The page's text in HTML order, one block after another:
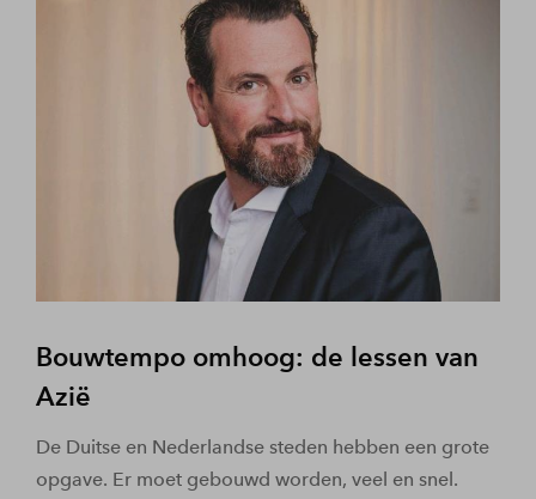
Bouwtempo omhoog: de lessen van
Azië
De Duitse en Nederlandse steden hebben een grote
opgave. Er moet gebouwd worden, veel en snel.